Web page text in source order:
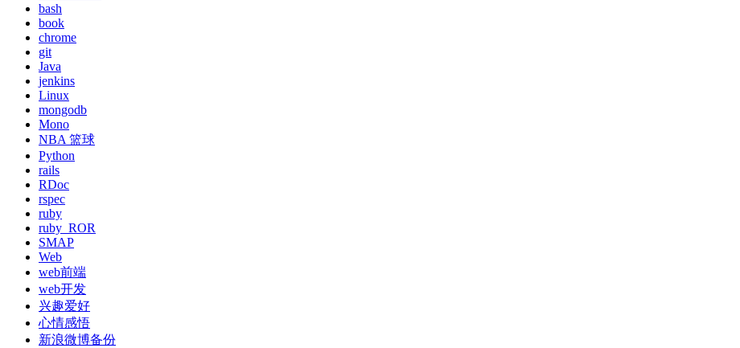
bash
book
chrome
git
Java
jenkins
Linux
mongodb
Mono
NBA 篮球
Python
rails
RDoc
rspec
ruby
ruby_ROR
SMAP
Web
web前端
web开发
兴趣爱好
心情感悟
新浪微博备份